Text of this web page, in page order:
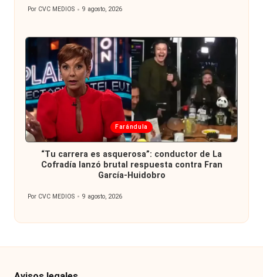
Por CVC MEDIOS 9 agosto, 2026
Publicada
en
Farándula
“Tu carrera es asquerosa”: conductor de La
Cofradía lanzó brutal respuesta contra Fran
García-Huidobro
Publicado
Por CVC MEDIOS 9 agosto, 2026